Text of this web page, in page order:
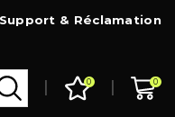
de 99€ Go Shop
Support & Réclamation
0 0